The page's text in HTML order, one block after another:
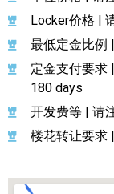
Locker价格 |
最低定金比例
定金支付要求
180 days
开发费等 | 请
楼花转让要求